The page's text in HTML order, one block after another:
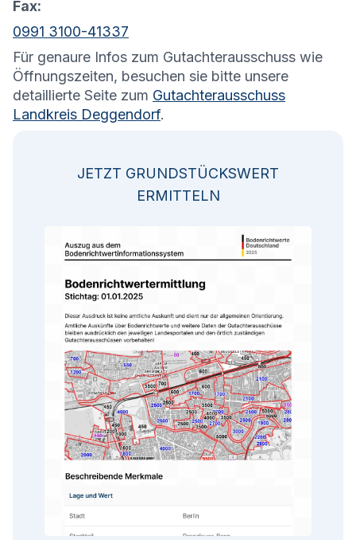
Fax:
0991 3100-41337
Für genaure Infos zum Gutachterausschuss wie
Öffnungszeiten, besuchen sie bitte unsere
detaillierte Seite zum Gutachterausschuss
Landkreis Deggendorf.
JETZT GRUNDSTÜCKSWERT
ERMITTELN